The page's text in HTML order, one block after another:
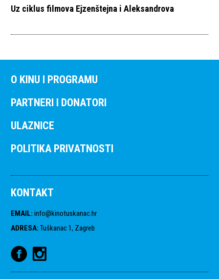
Uz ciklus filmova Ejzenštejna i Aleksandrova
O KINU I PROGRAMU
PARTNERI I DONATORI
ULAZNICE
POLITIKA PRIVATNOSTI
KONTAKT
EMAIL: info@kinotuskanac.hr
ADRESA: Tuškanac 1, Zagreb